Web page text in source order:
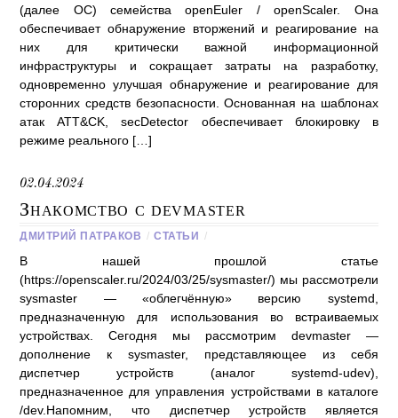
(далее ОС) семейства openEuler / openScaler. Она
обеспечивает обнаружение вторжений и реагирование на
них для критически важной информационной
инфраструктуры и сокращает затраты на разработку,
одновременно улучшая обнаружение и реагирование для
сторонних средств безопасности. Основанная на шаблонах
атак ATT&CK, secDetector обеспечивает блокировку в
режиме реального […]
02.04.2024
Знакомство с devmaster
ДМИТРИЙ ПАТРАКОВ / СТАТЬИ /
В нашей прошлой статье
(https://openscaler.ru/2024/03/25/sysmaster/) мы рассмотрели
sysmaster — «облегчённую» версию systemd,
предназначенную для использования во встраиваемых
устройствах. Сегодня мы рассмотрим devmaster —
дополнение к sysmaster, представляющее из себя
диспетчер устройств (аналог systemd-udev),
предназначенное для управления устройствами в каталоге
/dev.Напомним, что диспетчер устройств является